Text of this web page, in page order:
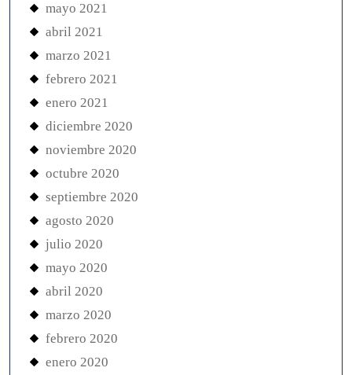
mayo 2021
abril 2021
marzo 2021
febrero 2021
enero 2021
diciembre 2020
noviembre 2020
octubre 2020
septiembre 2020
agosto 2020
julio 2020
mayo 2020
abril 2020
marzo 2020
febrero 2020
enero 2020